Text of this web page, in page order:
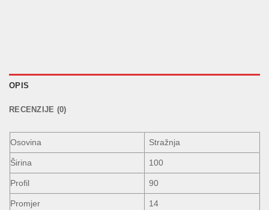
OPIS
RECENZIJE (0)
Osovina Stražnja
Širina 100
Profil 90
Promjer 14